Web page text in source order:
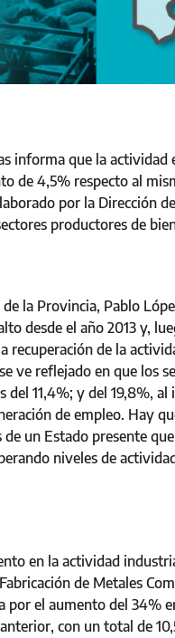
informa que la actividad
de 4,5% respecto al
por la Dirección
productores de
la Provincia, Pablo
desde el año 2013 y,
recuperación de la
ve reflejado en que los
11,4%; y del 19,8%,
de empleo. Hay
un Estado presente
niveles de
en la actividad
de Metales
por el aumento del 34%
con un total de